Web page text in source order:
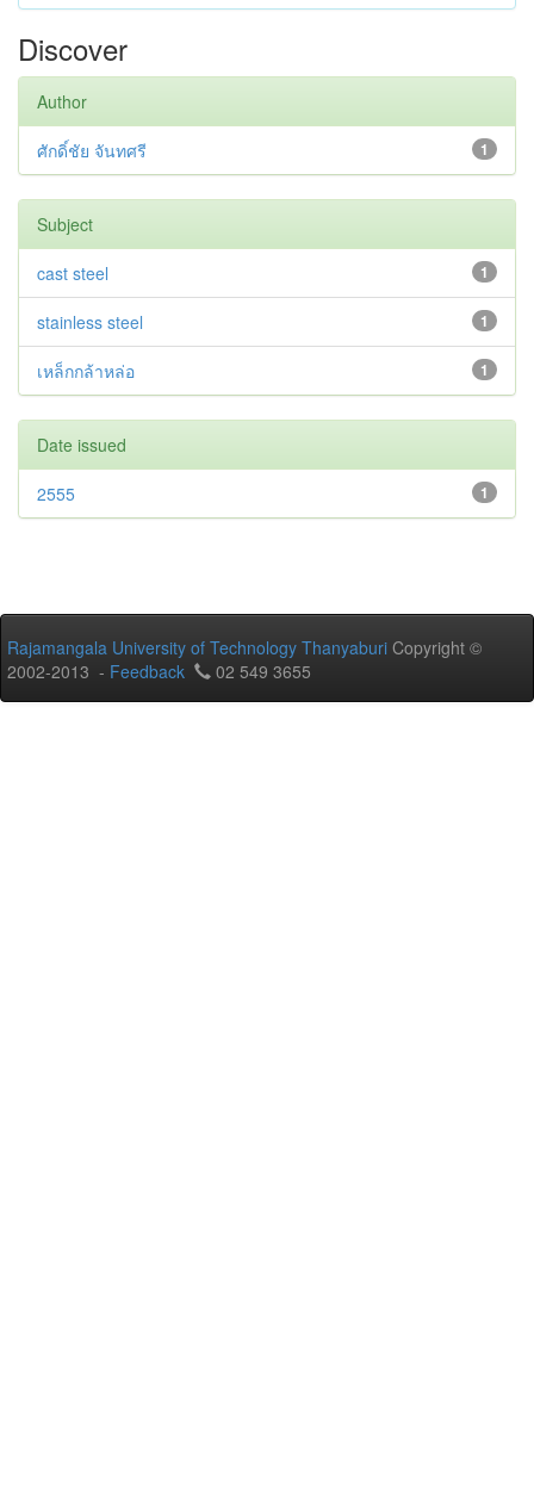
Discover
Author
1
ศักดิ์ชัย จันทศรี
Subject
1
cast steel
1
stainless steel
1
เหล็กกล้าหล่อ
Date issued
1
2555
Rajamangala University of Technology Thanyaburi Copyright ©
2002-2013 - Feedback 02 549 3655